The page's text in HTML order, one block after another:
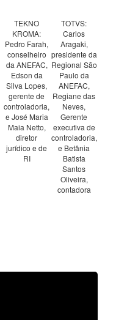
TEKNO
KROMA:
Pedro Farah,
conselheiro
da ANEFAC,
Edson da
Silva Lopes,
gerente de
controladoria,
e José Maria
Maia Netto,
diretor
jurídico e de
RI
TOTVS:
Carlos
Aragaki,
presidente da
Regional São
Paulo da
ANEFAC,
Regiane das
Neves,
Gerente
executiva de
controladoria,
e Betânia
Batista
Santos
Oliveira,
contadora